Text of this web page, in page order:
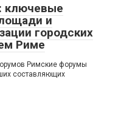
ключевые
и
городских
Риме
Римские форумы
составляющих